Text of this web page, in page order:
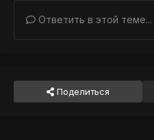
Ответить в этой теме...
Поделиться